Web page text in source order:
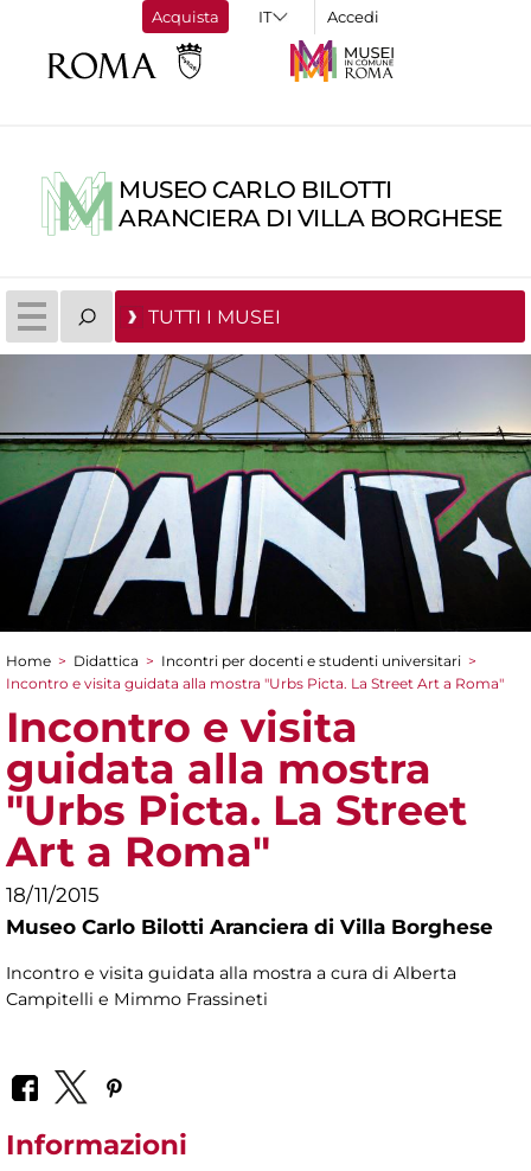
Acquista Accedi
MUSEO CARLO BILOTTI
ARANCIERA DI VILLA BORGHESE
TUTTI I MUSEI
Tu sei qui
Home > Didattica > Incontri per docenti e studenti universitari >
Incontro e visita guidata alla mostra "Urbs Picta. La Street Art a Roma"
Incontro e visita
guidata alla mostra
"Urbs Picta. La Street
Art a Roma"
18/11/2015
Museo Carlo Bilotti Aranciera di Villa Borghese
Incontro e visita guidata alla mostra a cura di Alberta
Campitelli e Mimmo Frassineti
Informazioni